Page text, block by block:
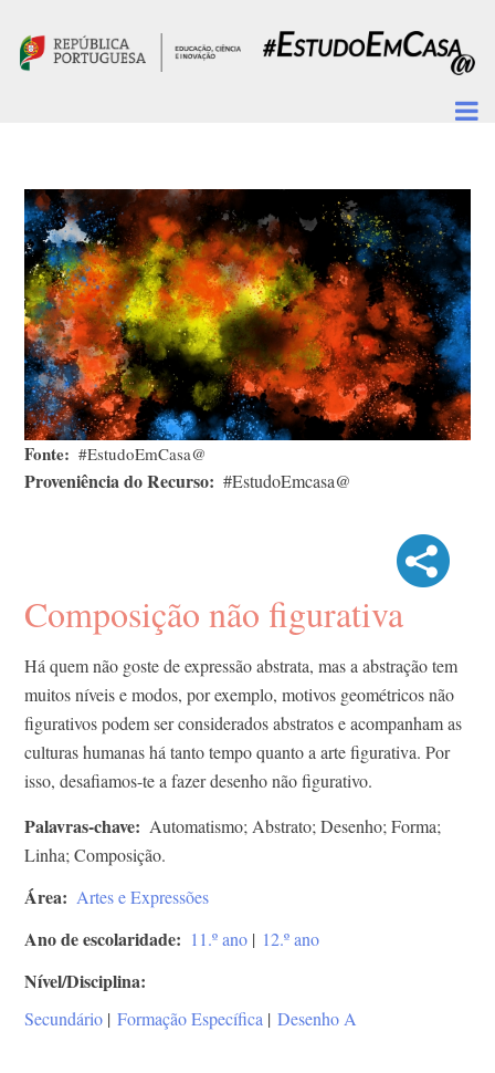
Fonte #EstudoEmCasa@
Proveniência do Recurso #EstudoEmcasa@
Composição não figurativa
Há quem não goste de expressão abstrata, mas a abstração tem
muitos níveis e modos, por exemplo, motivos geométricos não
figurativos podem ser considerados abstratos e acompanham as
culturas humanas há tanto tempo quanto a arte figurativa. Por
isso, desafiamos-te a fazer desenho não figurativo.
Palavras-chave
Automatismo; Abstrato; Desenho; Forma;
Linha; Composição.
Área Artes e Expressões
Ano de escolaridade 11.º ano | 12.º ano
Nível/Disciplina
Secundário | Formação Específica | Desenho A